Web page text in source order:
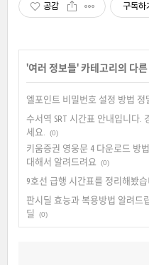
공감 구독하
'여러 정보들' 카테고리의 다
엘포인트 비밀번호 설정 방법 정
수서역 SRT 시간표 안내입니다.
세요.
(0)
키움증권 영웅문 4 다운로드 방법
대해서 알려드려요
(0)
9호선 급행 시간표를 정리해봤습
판시딜 효능과 복용방법 알려드
딜
(0)